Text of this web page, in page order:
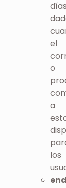
días
el
o
a
los